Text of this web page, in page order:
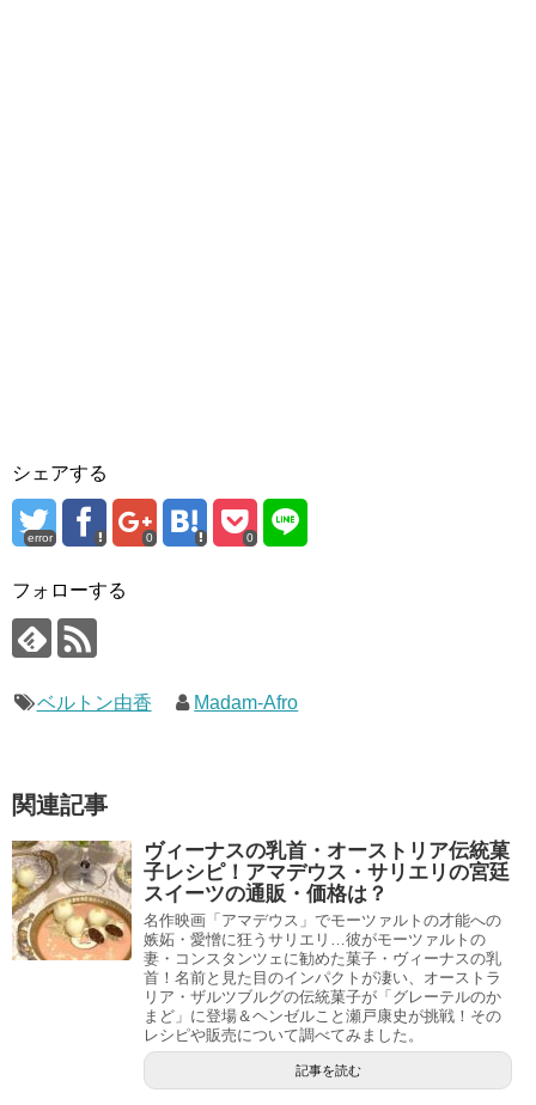
シェアする
error 0 0
フォローする
ベルトン由香 Madam-Afro
関連記事
ヴィーナスの乳首・オーストリア伝統菓
子レシピ！アマデウス・サリエリの宮廷
スイーツの通販・価格は？
名作映画「アマデウス」でモーツァルトの才能への
嫉妬・愛憎に狂うサリエリ…彼がモーツァルトの
妻・コンスタンツェに勧めた菓子・ヴィーナスの乳
首！名前と見た目のインパクトが凄い、オーストラ
リア・ザルツブルグの伝統菓子が「グレーテルのか
まど」に登場＆ヘンゼルこと瀬戸康史が挑戦！その
レシピや販売について調べてみました。
記事を読む